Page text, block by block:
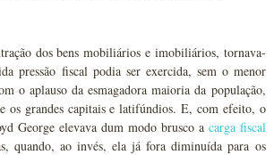
dos bens mobiliários e imobiliários, tornava-
pressão fiscal podia ser exercida, sem o menor
o aplauso da esmagadora maioria da população,
os grandes capitais e latifúndios. E, com efeito, o
George elevava dum modo brusco a carga fiscal
quando, ao invés, ela já fora diminuída para os